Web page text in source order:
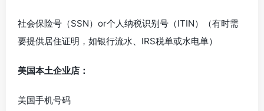
社会保险号（SSN）or个人纳税识别号（ITIN）（有时需
要提供居住证明，如银行流水、IRS税单或水电单）
美国本土企业店：
美国手机号码